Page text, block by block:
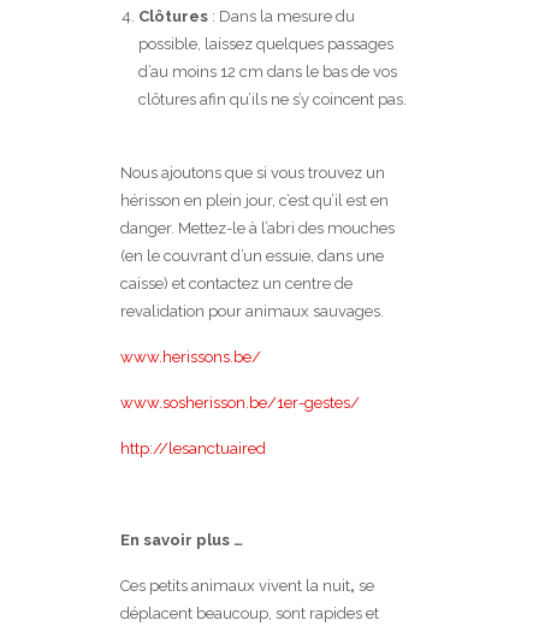
Clôtures : Dans la mesure du
possible, laissez quelques passages
d’au moins 12 cm dans le bas de vos
clôtures afin qu’ils ne s’y coincent pas.
Nous ajoutons que si vous trouvez un
hérisson en plein jour, c’est qu’il est en
danger. Mettez-le à l’abri des mouches
(en le couvrant d’un essuie, dans une
caisse) et contactez un centre de
revalidation pour animaux sauvages.
www.herissons.be/
www.sosherisson.be/1er-gestes/
http://lesanctuaired
En savoir plus …
Ces petits animaux vivent la nuit, se
déplacent beaucoup, sont rapides et